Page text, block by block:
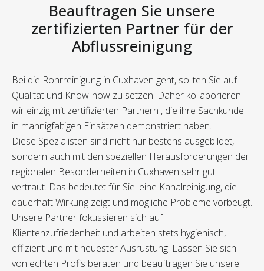
Beauftragen Sie unsere
zertifizierten Partner für der
Abflussreinigung
Bei die Rohrreinigung in Cuxhaven geht, sollten Sie auf
Qualität und Know-how zu setzen. Daher kollaborieren
wir einzig mit zertifizierten Partnern , die ihre Sachkunde
in mannigfaltigen Einsätzen demonstriert haben.
Diese Spezialisten sind nicht nur bestens ausgebildet,
sondern auch mit den speziellen Herausforderungen der
regionalen Besonderheiten in Cuxhaven sehr gut
vertraut. Das bedeutet für Sie: eine Kanalreinigung, die
dauerhaft Wirkung zeigt und mögliche Probleme vorbeugt.
Unsere Partner fokussieren sich auf
Klientenzufriedenheit und arbeiten stets hygienisch,
effizient und mit neuester Ausrüstung. Lassen Sie sich
von echten Profis beraten und beauftragen Sie unsere